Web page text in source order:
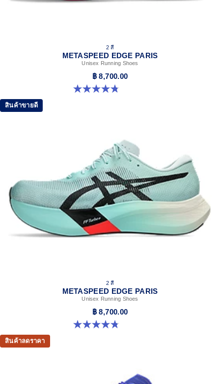
2 สี
METASPEED EDGE PARIS
Unisex Running Shoes
฿ 8,700.00
4.8 จาก 5 ดาว 787 รีวิว
สินค้าขายดี
2 สี
METASPEED EDGE PARIS
Unisex Running Shoes
฿ 8,700.00
4.8 จาก 5 ดาว 787 รีวิว
สินค้าลดราคา